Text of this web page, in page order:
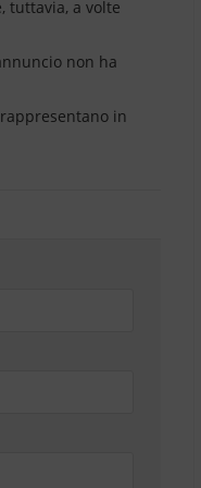
tuttavia, a volte
non ha
in